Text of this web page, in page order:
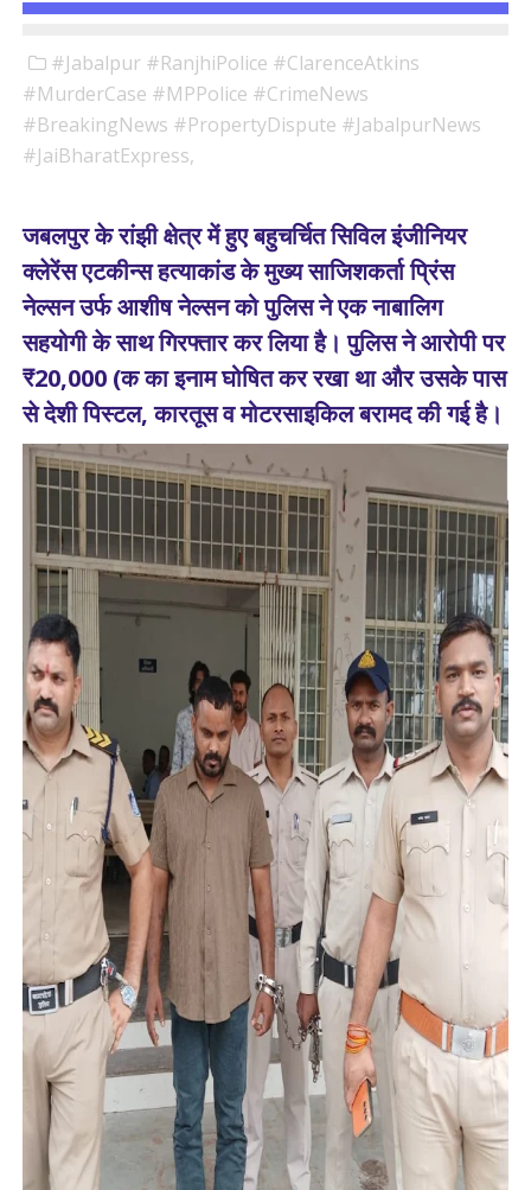
#Jabalpur #RanjhiPolice #ClarenceAtkins
#MurderCase #MPPolice #CrimeNews
#BreakingNews #PropertyDispute #JabalpurNews
#JaiBharatExpress,
जबलपुर के रांझी क्षेत्र में हुए बहुचर्चित सिविल इंजीनियर
क्लेरेंस एटकीन्स हत्याकांड के मुख्य साजिशकर्ता प्रिंस
नेल्सन उर्फ आशीष नेल्सन को पुलिस ने एक नाबालिग
सहयोगी के साथ गिरफ्तार कर लिया है। पुलिस ने आरोपी पर
₹20,000 (क का इनाम घोषित कर रखा था और उसके पास
से देशी पिस्टल, कारतूस व मोटरसाइकिल बरामद की गई है।